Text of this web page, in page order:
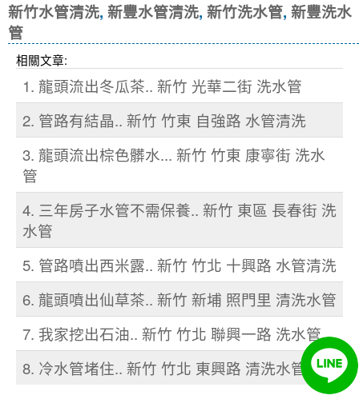
新竹水管清洗, 新豐水管清洗, 新竹洗水管, 新豐洗水
管
相關文章:
1. 龍頭流出冬瓜茶.. 新竹 光華二街 洗水管
2. 管路有結晶.. 新竹 竹東 自強路 水管清洗
3. 龍頭流出棕色髒水... 新竹 竹東 康寧街 洗水
管
4. 三年房子水管不需保養.. 新竹 東區 長春街 洗
水管
5. 管路噴出西米露.. 新竹 竹北 十興路 水管清洗
6. 龍頭噴出仙草茶.. 新竹 新埔 照門里 清洗水管
7. 我家挖出石油.. 新竹 竹北 聯興一路 洗水管
8. 冷水管堵住.. 新竹 竹北 東興路 清洗水管